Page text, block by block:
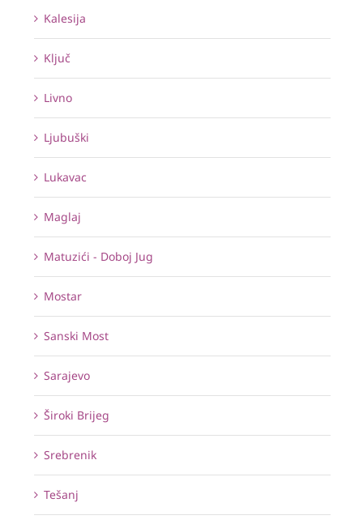
Kalesija
Ključ
Livno
Ljubuški
Lukavac
Maglaj
Matuzići - Doboj Jug
Mostar
Sanski Most
Sarajevo
Široki Brijeg
Srebrenik
Tešanj